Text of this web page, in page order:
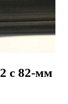
с 82-мм